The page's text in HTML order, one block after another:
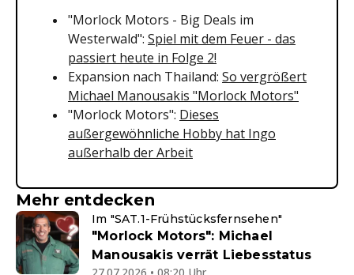
"Morlock Motors - Big Deals im
Westerwald": Spiel mit dem Feuer - das
passiert heute in Folge 2!
Expansion nach Thailand: So vergrößert
Michael Manousakis "Morlock Motors"
"Morlock Motors": Dieses
außergewöhnliche Hobby hat Ingo
außerhalb der Arbeit
Mehr entdecken
Im "SAT.1-Frühstücksfernsehen"
"Morlock Motors": Michael
Manousakis verrät Liebesstatus